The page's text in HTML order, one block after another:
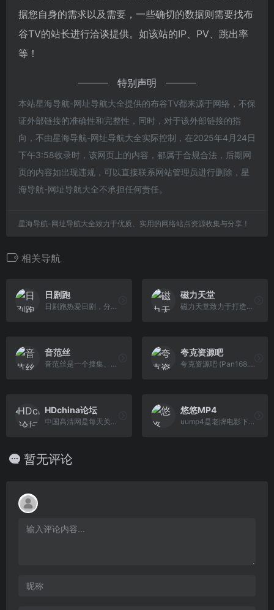
据您自身的需求以及需要，一些确切的数据则需要找布
谷TV的站长进行洽谈提供。如该站的IP、PV、跳出率
等！
特别声明
本站星海导航-网址导航大全提供的布谷TV都来源于网络，不保
证外部链接的准确性和完整性，同时，对于该外部链接的指
向，不由星海导航-网址导航大全实际控制，在2025年4月24日
下午3:58收录时，该网页上的内容，都属于合规合法，后期网
页的内容如出现违规，可以直接联系网站管理员进行删除，星
海导航-网址导航大全不承担任何责任。
星海导航-网址导航大全致力于优质、实用的网络站点资源收集与分享！
相关导航
日剧跑
日剧跑热爱日剧，分享日剧。还有日影、动漫分享，百度网盘高清下载，迅雷高速下载。
磁力天堂
磁力天堂致力于打造国内最大的磁力链资源发布中心,提供1280高清、720P、蓝光等超清电影下载资讯服务
音范丝
音范丝是一个搜集、精选的高品质电影资源网站。
夸克资源吧
夸克资源吧 (Pan168.cn) 拥有海量夸克网盘资源,热门影视剧免费下载、动漫番剧、娱乐综艺、纪录片、教程、学习考证资源、软件等,找夸克资源就上Pan168.cn!
HDchina论坛
中国高清网是每天关注提供720p高清、1080p高清、蓝光原盘高清、高清3d高清、高清mv最新热门bt种子磁力链迅雷下载网站，是下载了解高清电影天堂！
悠悠MP4
uump4是老牌电影下载站，是悠悠鸟、久久MP4、电影天堂官方网站，每日更新2019年最新电影电视剧，720p|1080p|4K 等超高清分辨率电影电视剧迅雷下载、bt种子网盘离线下载等资源。支持手机、ipad访问。
暂无评论